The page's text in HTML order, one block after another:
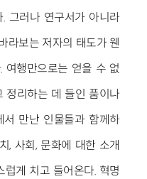
그러나 연구서가 아니라
라보는 저자의 태도가 웬
여행만으로는 얻을 수 없
정리하는 데 들인 품이나
서 만난 인물들과 함께하
, 사회, 문화에 대한 소개
게 치고 들어온다. 혁명